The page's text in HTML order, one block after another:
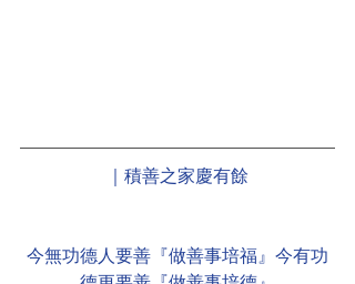
｜積善之家慶有餘
今無功德人要善『做善事培福』今有功